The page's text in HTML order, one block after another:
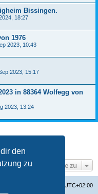
den
zu
Bissingen.
18:27
1976
2023, 10:43
2023, 15:17
in 88364 Wolfegg von
2023, 13:24
Gehe zu
UTC+02:00